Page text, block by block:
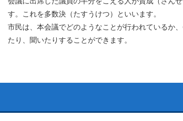
す。これを多数決（たすうけつ）といいます。
市民は、本会議でどのようなことが行われているか
たり、聞いたりすることができます。